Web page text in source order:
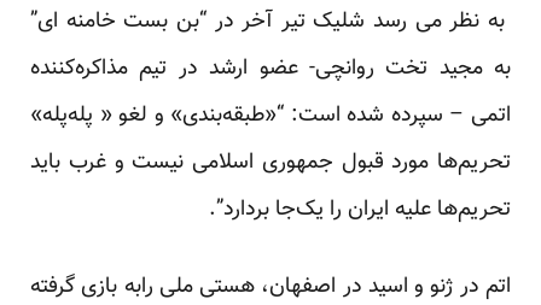
به نظر می رسد شلیک تیر آخر در “بن بست خامنه ای”
به مجید تخت روانچی- عضو ارشد در تیم مذاکره‌کننده
اتمی – سپرده شده است: “«طبقه‌بندی» و لغو « پله‌پله»
تحریم‌ها مورد قبول جمهوری اسلامی نیست و غرب باید
تحریم‌ها علیه ایران را یک‌جا بردارد”.
اتم در ژنو و اسید در اصفهان، هستی ملی رابه بازی گرفته